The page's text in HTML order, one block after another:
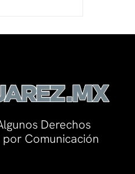
Derechos
Comunicación